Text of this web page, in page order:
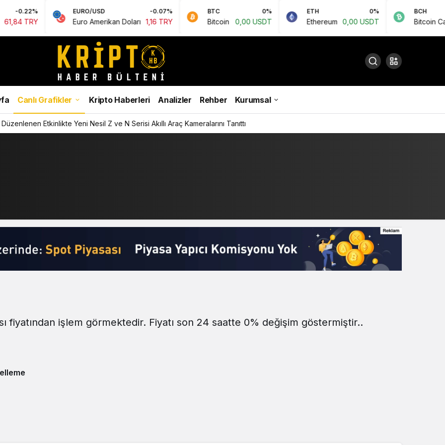
EURO/USD
Euro Amerikan Doları 1,16 TRY
BTC
Bitcoin 0,00 USDT
ETH
Ethereum 0,00 USDT
BCH
Bitcoin Cash
Canlı Grafikler Kripto Haberleri Analizler Rehber Kurumsal
Etkinlikte Yeni Nesil Z ve N Serisi Akıllı Araç Kameralarını Tanıttı
fiyatından işlem görmektedir. Fiyatı son 24 saatte 0% değişim göstermiştir..